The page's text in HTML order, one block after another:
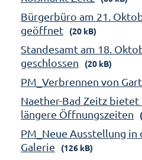
Bürgerbüro am 21.
geöffnet
(20 kB)
Standesamt am 18.
geschlossen
(20 kB)
PM_Verbrennen von
Naether-Bad Zeitz
längere Öffnungszeiten
PM_Neue Ausstellung in
Galerie
(126 kB)